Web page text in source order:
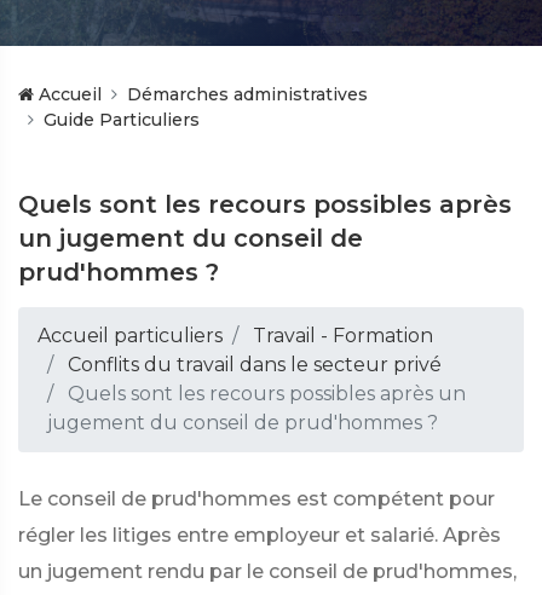
Accueil
Démarches administratives
Guide Particuliers
Quels sont les recours possibles après
un jugement du conseil de
prud'hommes ?
Accueil particuliers
Travail - Formation
Conflits du travail dans le secteur privé
Quels sont les recours possibles après un
jugement du conseil de prud'hommes ?
Le conseil de prud'hommes est compétent pour
régler les litiges entre employeur et salarié. Après
un jugement rendu par le conseil de prud'hommes,